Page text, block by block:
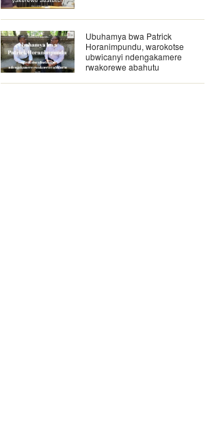
Ubuhamya bwa Patrick
Horanimpundu, warokotse
ubwicanyi ndengakamere
rwakorewe abahutu